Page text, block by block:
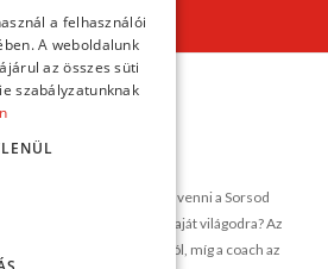
vagy tevékenyen részt venni a Sorsod
új szemszögből rálátni a saját világodra? Az
és a lehetőségeidről szól, míg a coach az
a felhasználói
A weboldalunk
az összes süti
szabályzatunknak